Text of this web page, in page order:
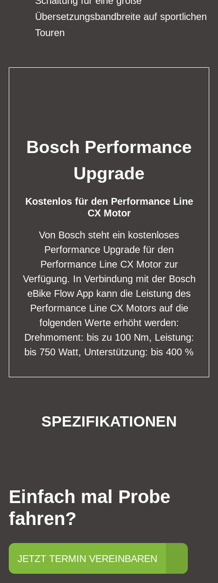
Übersetzungsbandbreite auf sportlichen
Touren
Bosch Performance
Upgrade
Kostenlos für den Performance Line
CX Motor
Von Bosch steht ein kostenloses
Performance Upgrade für den
Performance Line CX Motor zur
Verfügung. In Verbindung mit der Bosch
eBike Flow App kann die Leistung des
Performance Line CX Motors auf die
folgenden Werte erhöht werden:
Drehmoment: bis zu 100 Nm, Leistung:
bis 750 Watt, Unterstützung: bis 400 %
SPEZIFIKATIONEN
Einfach mal Probe
fahren?
JETZT TERMIN VEREINBAREN